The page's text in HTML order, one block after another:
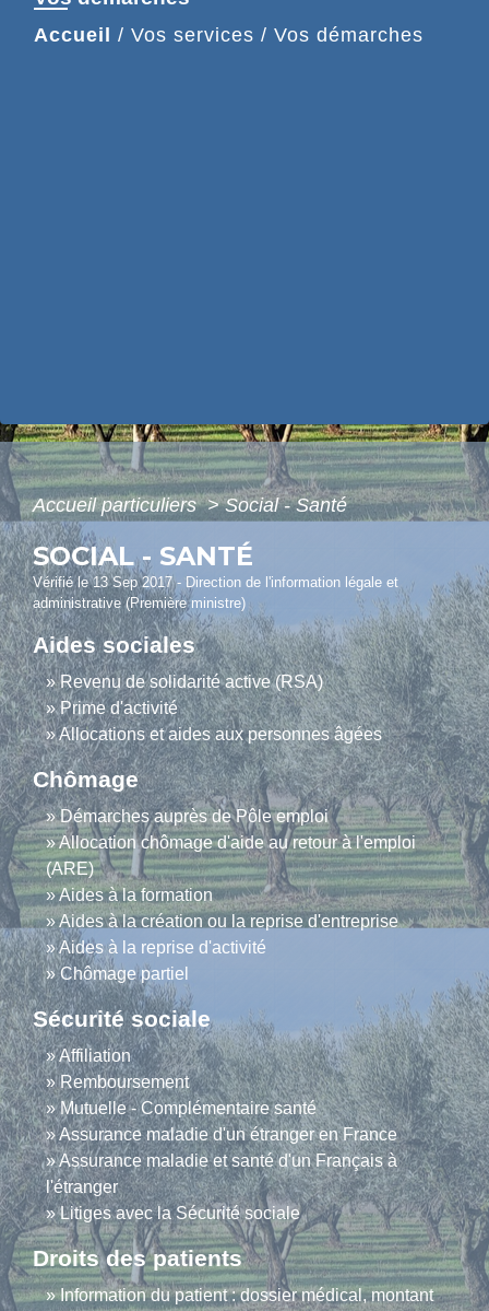
Accueil / Vos services / Vos démarches
Accueil particuliers> Social - Santé
SOCIAL - SANTÉ
Vérifié le 13 Sep 2017 - Direction de l'information légale et
administrative (Première ministre)
Aides sociales
Revenu de solidarité active (RSA)
Prime d'activité
Allocations et aides aux personnes âgées
Chômage
Démarches auprès de Pôle emploi
Allocation chômage d'aide au retour à l'emploi
(ARE)
Aides à la formation
Aides à la création ou la reprise d'entreprise
Aides à la reprise d'activité
Chômage partiel
Sécurité sociale
Affiliation
Remboursement
Mutuelle - Complémentaire santé
Assurance maladie d'un étranger en France
Assurance maladie et santé d'un Français à
l'étranger
Litiges avec la Sécurité sociale
Droits des patients
Information du patient : dossier médical, montant